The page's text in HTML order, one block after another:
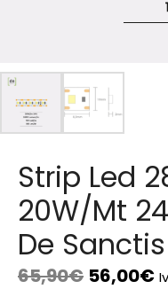
Strip Led
20W/Mt
De
65,90€ 56,00€